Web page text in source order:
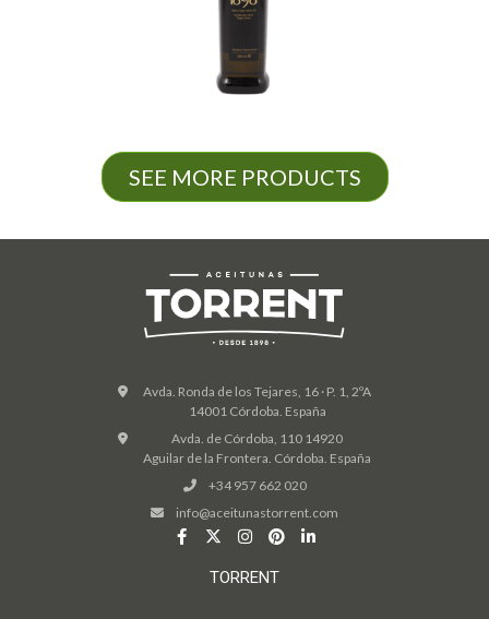
SEE MORE PRODUCTS
Avda. Ronda de los Tejares, 16 · P. 1, 2ºA
14001 Córdoba. España
Avda. de Córdoba, 110 14920
Aguilar de la Frontera. Córdoba. España
+34 957 662 020
info@aceitunastorrent.com
TORRENT